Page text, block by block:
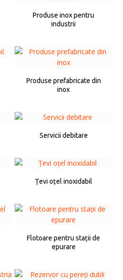
Produse inox pentru
industrii
Produse prefabricate din
inox
Servicii debitare
Țevi oțel inoxidabil
Flotoare pentru stații de
epurare